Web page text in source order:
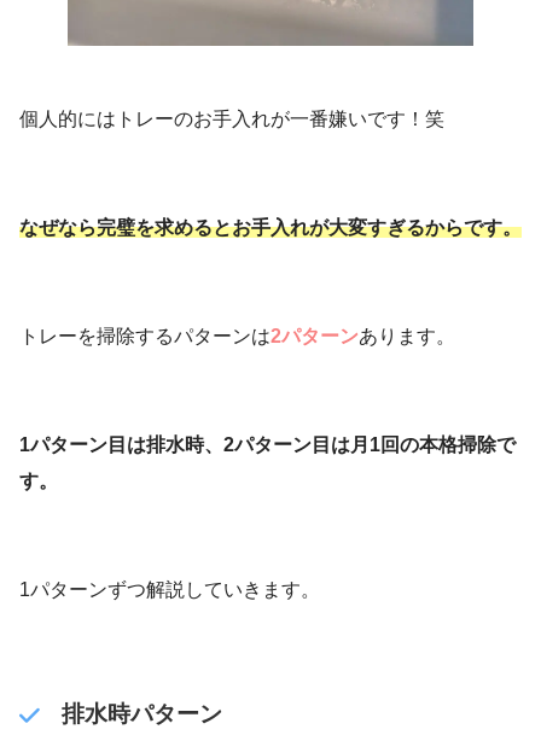
個人的にはトレーのお手入れが一番嫌いです！笑
なぜなら完璧を求めるとお手入れが大変すぎるからです。
トレーを掃除するパターンは2パターンあります。
1パターン目は排水時、2パターン目は月1回の本格掃除で
す。
1パターンずつ解説していきます。
排水時パターン